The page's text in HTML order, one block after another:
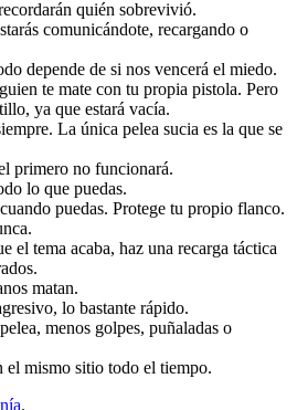
quién sobrevivió.
comunicándote, recargando o
depende de si nos vencerá el miedo.
te mate con tu propia pistola. Pero
ya que estará vacía.
La única pelea sucia es la que se
primero no funcionará.
lo que puedas.
puedas. Protege tu propio flanco.
el tema acaba, haz una recarga táctica
matan.
lo bastante rápido.
menos golpes, puñaladas o
el mismo sitio todo el tiempo.
.